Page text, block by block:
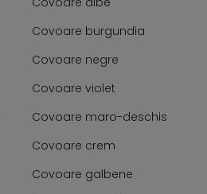
Covoare burgundia
Covoare negre
Covoare violet
Covoare maro-deschis
Covoare crem
Covoare galbene